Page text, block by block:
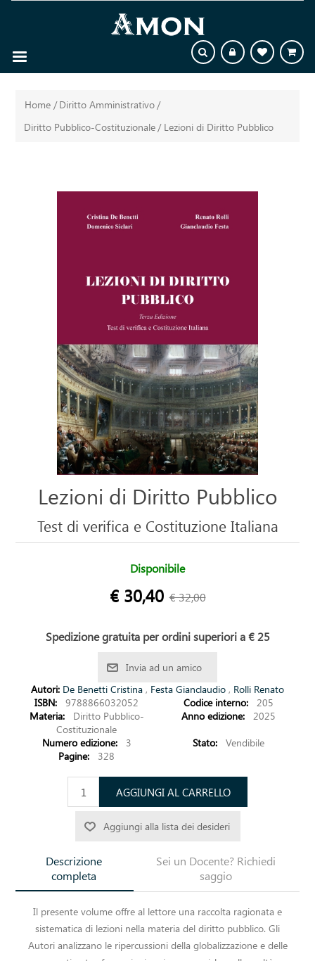
Home /Diritto Amministrativo/
Diritto Pubblico-Costituzionale/ Lezioni di Diritto Pubblico
Lezioni di Diritto Pubblico
Test di verifica e Costituzione Italiana
Disponibile
€ 30,40 € 32,00
Spedizione gratuita per ordini superiori a € 25
Invia ad un amico
Autori: De Benetti Cristina , Festa Gianclaudio , Rolli Renato
ISBN:
9788866032052 Codice interno:
205
Materia:
Diritto Pubblico-
Costituzionale
Anno edizione:
2025
Numero edizione:
3 Stato:
Vendibile
Pagine:
328
AGGIUNGI AL CARRELLO
Aggiungi alla lista dei desideri
Descrizione
completa
Sei un Docente? Richiedi
saggio
Il presente volume offre al lettore una raccolta ragionata e
sistematica di lezioni nella materia del diritto pubblico. Gli
Autori analizzano le ripercussioni della globalizzazione e delle